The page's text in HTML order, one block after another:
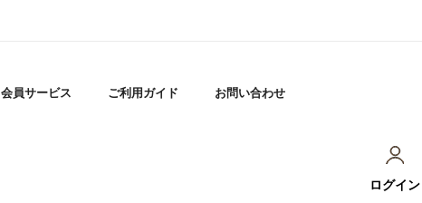
会員サービス ご利用ガイド お問い合わせ
ログイン